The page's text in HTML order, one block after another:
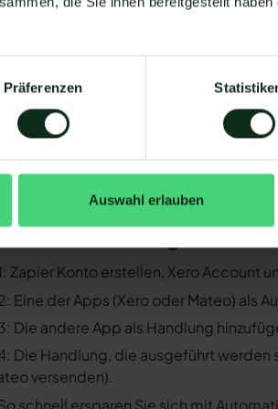
Präferenzen
Auswahl erlauben
WhatsApp über die WhatsApp-
Business API Anbieter muss
Längst nicht alle Anbieter der
zu ermöglichen. Mit Mateo stehen
die Sie mit WhatsApp verbinden
der Integration je
allgemein gültige Anleitung. Wir
mit Mateo funktioniert.
die Integration
Zapier Konto erstellen, Xero Account
Eine der Apps (Xero oder Mateo) als
Die andere App als Handlung
Die Handlung, die ausgeführt
versenden).
schnell ersparen Sie sich mit